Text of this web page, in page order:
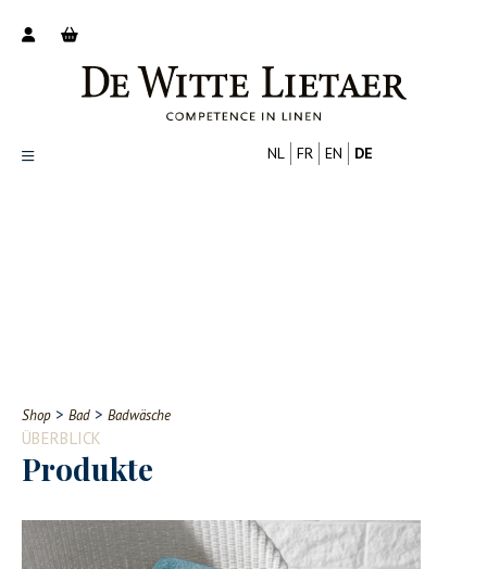
Contact
NL FR EN DE
Shop > Bad > Badwäsche
ÜBERBLICK
Produkte